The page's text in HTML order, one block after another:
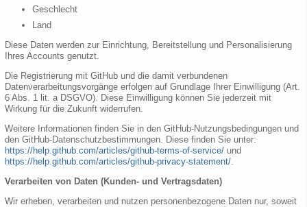
Geschlecht
Land
Diese Daten werden zur Einrichtung, Bereitstellung und Personalisierung
Ihres Accounts genutzt.
Die Registrierung mit GitHub und die damit verbundenen
Datenverarbeitungsvorgänge erfolgen auf Grundlage Ihrer Einwilligung (Art.
6 Abs. 1 lit. a DSGVO). Diese Einwilligung können Sie jederzeit mit
Wirkung für die Zukunft widerrufen.
Weitere Informationen finden Sie in den GitHub-Nutzungsbedingungen und
den GitHub-Datenschutzbestimmungen. Diese finden Sie unter:
https://help.github.com/articles/github-terms-of-service/ und
https://help.github.com/articles/github-privacy-statement/.
Verarbeiten von Daten (Kunden- und Vertragsdaten)
Wir erheben, verarbeiten und nutzen personenbezogene Daten nur, soweit